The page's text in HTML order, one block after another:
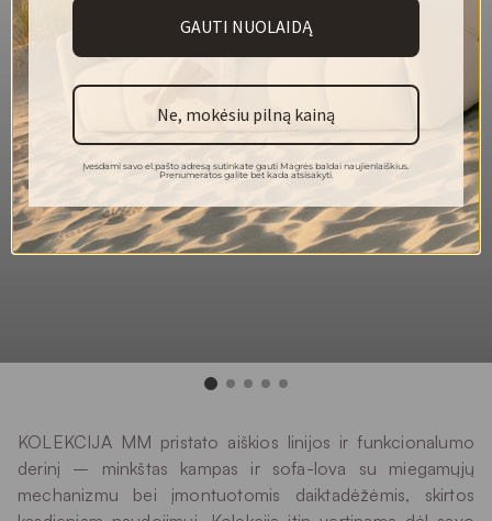
žemės tonų iki sodrių, akcentinių spalvų. Dėl šios
įvairovės SERENITY leidžia kurti harmoningas erdves,
derinant jį su kitomis tekstilėmis ir interjero elementais, o
jo švelni, tačiau vizualiai dinamiška faktūra suteikia gylio
bei prabangos pojūtį.
Sudėtis 100 % poliesteris
Pilingas 4
KOLEKCIJA MM pristato aiškios linijos ir funkcionalumo
derinį – minkštas kampas ir sofa-lova su miegamųjų
mechanizmu bei įmontuotomis daiktadėžėmis, skirtos
GAUTI NUOLAIDĄ
Ne, mokėsiu pilną kainą
Įvesdami savo el.pašto adresą sutinkate gauti Magrės baldai naujienlaiškius.
Prenumeratos galite bet kada atsisakyti.